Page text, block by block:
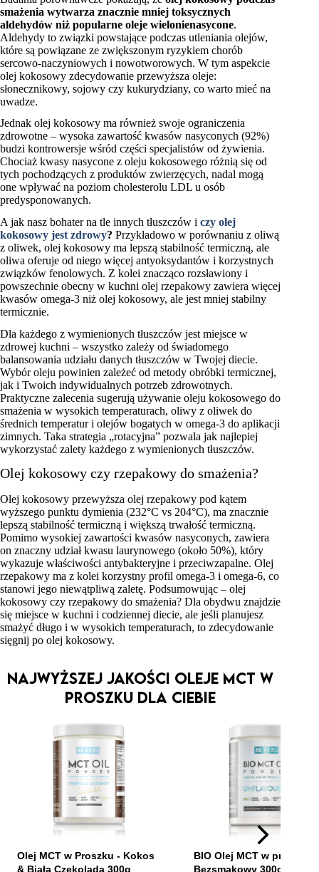
smażenia wytwarza znacznie mniej toksycznych
aldehydów niż popularne oleje wielonienasycone.
Aldehydy to związki powstające podczas utleniania olejów,
które są powiązane ze zwiększonym ryzykiem chorób
sercowo-naczyniowych i nowotworowych. W tym aspekcie
olej kokosowy zdecydowanie przewyższa oleje:
słonecznikowy, sojowy czy kukurydziany, co warto mieć na
uwadze.
Jednak olej kokosowy ma również swoje ograniczenia
zdrowotne – wysoka zawartość kwasów nasyconych (92%)
budzi kontrowersje wśród części specjalistów od żywienia.
Chociaż kwasy nasycone z oleju kokosowego różnią się od
tych pochodzących z produktów zwierzęcych, nadal mogą
one wpływać na poziom cholesterolu LDL u osób
predysponowanych.
A jak nasz bohater na tle innych tłuszczów i czy olej
kokosowy jest zdrowy? Przykładowo w porównaniu z oliwą
z oliwek, olej kokosowy ma lepszą stabilność termiczną, ale
oliwa oferuje od niego więcej antyoksydantów i korzystnych
związków fenolowych. Z kolei znacząco rozsławiony i
powszechnie obecny w kuchni olej rzepakowy zawiera więcej
kwasów omega-3 niż olej kokosowy, ale jest mniej stabilny
termicznie.
Dla każdego z wymienionych tłuszczów jest miejsce w
zdrowej kuchni – wszystko zależy od świadomego
balansowania udziału danych tłuszczów w Twojej diecie.
Wybór oleju powinien zależeć od metody obróbki termicznej,
jak i Twoich indywidualnych potrzeb zdrowotnych.
Praktyczne zalecenia sugerują używanie oleju kokosowego do
smażenia w wysokich temperaturach, oliwy z oliwek do
średnich temperatur i olejów bogatych w omega-3 do aplikacji
zimnych. Taka strategia „rotacyjna” pozwala jak najlepiej
wykorzystać zalety każdego z wymienionych tłuszczów.
Olej kokosowy czy rzepakowy do smażenia?
Olej kokosowy przewyższa olej rzepakowy pod kątem
wyższego punktu dymienia (232°C vs 204°C), ma znacznie
lepszą stabilność termiczną i większą trwałość termiczną.
Pomimo wysokiej zawartości kwasów nasyconych, zawiera
on znaczny udział kwasu laurynowego (około 50%), który
wykazuje właściwości antybakteryjne i przeciwzapalne. Olej
rzepakowy ma z kolei korzystny profil omega-3 i omega-6, co
stanowi jego niewątpliwą zaletę. Podsumowując – olej
kokosowy czy rzepakowy do smażenia? Dla obydwu znajdzie
się miejsce w kuchni i codziennej diecie, ale jeśli planujesz
smażyć długo i w wysokich temperaturach, to zdecydowanie
sięgnij po olej kokosowy.
Najwyższej jakości Oleje MCT w
Proszku dla Ciebie